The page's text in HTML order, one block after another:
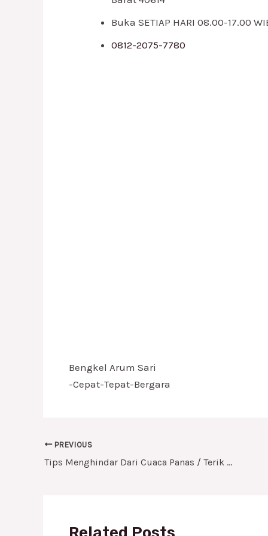
Buka SETIAP HARI 08.00-17.00
0812-2075-7780
Bengkel Arum Sari
-Cepat-Tepat-Bergara
PREVIOUS
Tips Menghindar Dari Cuaca Panas / Terik Pada Kendaran Anda